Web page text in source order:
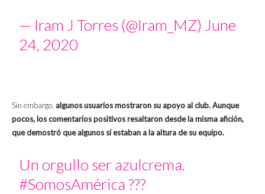
— Iram J Torres (@Iram_MZ) June
24, 2020
Sin embargo, algunos usuarios mostraron su apoyo al club. Aunque
pocos, los comentarios positivos resaltaron desde la misma afición,
que demostró que algunos sí estaban a la altura de su equipo.
Un orgullo ser azulcrema.
#SomosAmérica ??️‍?